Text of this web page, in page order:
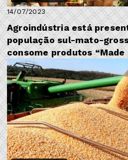
14/07/2023
Agroindústria está
população sul-mato-
consome produtos “Made